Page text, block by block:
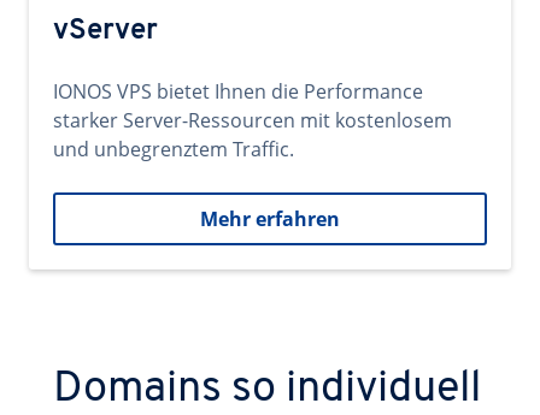
vServer
IONOS VPS bietet Ihnen die Performance
starker Server-Ressourcen mit kostenlosem
und unbegrenztem Traffic.
Mehr erfahren
Domains so individuell